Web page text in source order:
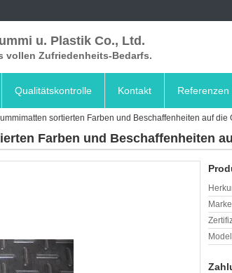
u. Plastik Co., Ltd.
vollen Zufriedenheits-Bedarfs.
Qualitätskontrolle Kontakt Referenzen
sortierten Farben und Beschaffenheiten auf die
Farben und Beschaffenheiten